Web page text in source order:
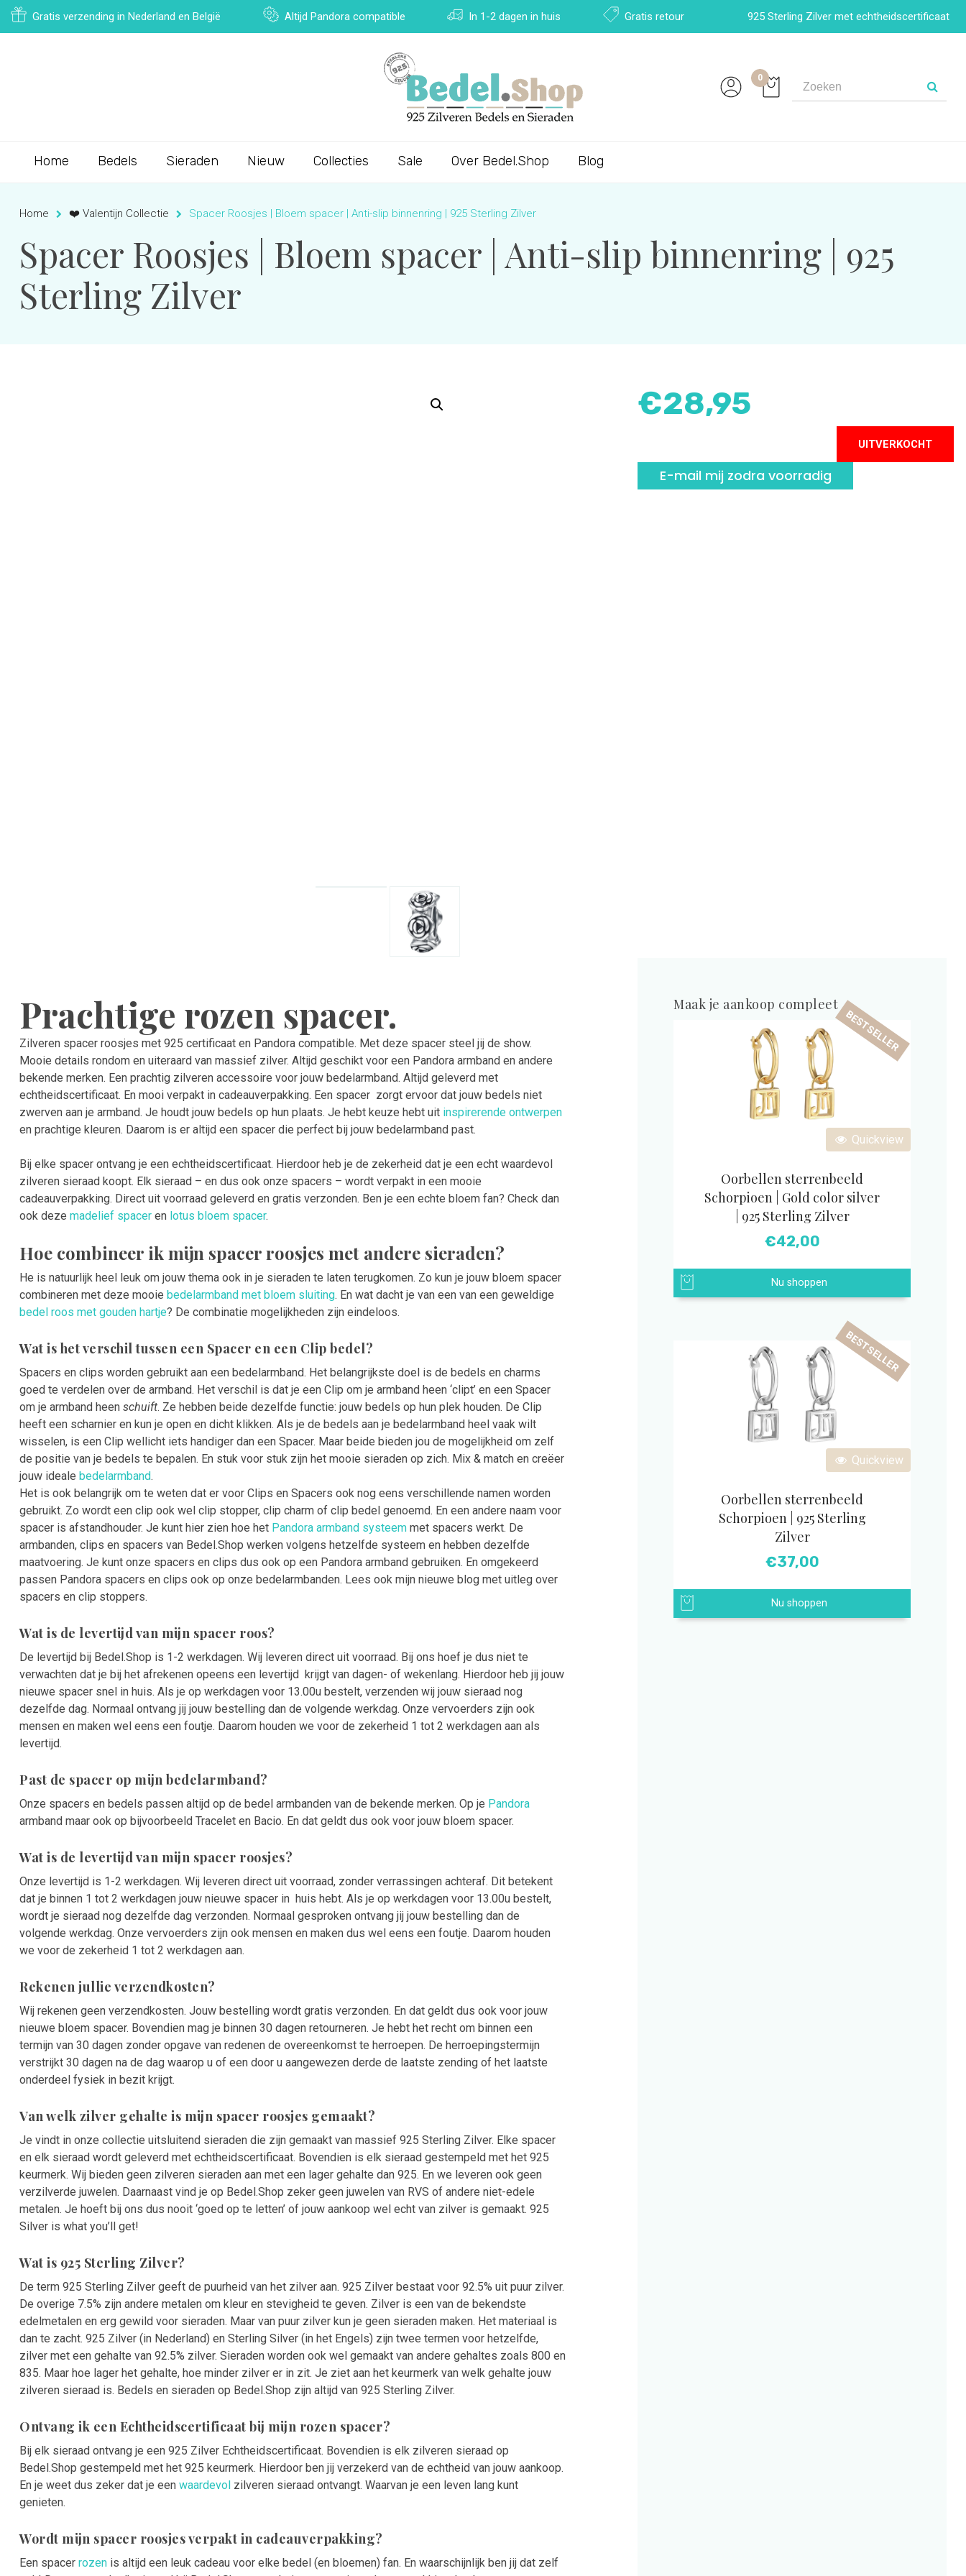
Gratis verzending in Nederland en België Altijd Pandora compatible In 1-2 dagen in huis Gratis retour 925 Sterling Zilver met echtheidscertificaat
0
Home Bedels Sieraden Nieuw Collecties Sale Over Bedel.Shop Blog
Home ❤️ Valentijn Collectie Spacer Roosjes | Bloem spacer | Anti-slip binnenring | 925 Sterling Zilver
Spacer Roosjes | Bloem spacer | Anti-slip binnenring | 925
Sterling Zilver
€28,95
UITVERKOCHT
E-mail mij zodra voorradig
Prachtige rozen spacer.
Zilveren spacer roosjes met 925 certificaat en Pandora compatible. Met deze spacer steel jij de show.
Mooie details rondom en uiteraard van massief zilver. Altijd geschikt voor een Pandora armband en andere
bekende merken. Een prachtig zilveren accessoire voor jouw bedelarmband. Altijd geleverd met
echtheidscertificaat. En mooi verpakt in cadeauverpakking. Een spacer zorgt ervoor dat jouw bedels niet
zwerven aan je armband. Je houdt jouw bedels op hun plaats. Je hebt keuze hebt uit inspirerende ontwerpen
en prachtige kleuren. Daarom is er altijd een spacer die perfect bij jouw bedelarmband past.
Bij elke spacer ontvang je een echtheidscertificaat. Hierdoor heb je de zekerheid dat je een echt waardevol
zilveren sieraad koopt. Elk sieraad – en dus ook onze spacers – wordt verpakt in een mooie
cadeauverpakking. Direct uit voorraad geleverd en gratis verzonden. Ben je een echte bloem fan? Check dan
ook deze madelief spacer en lotus bloem spacer.
Hoe combineer ik mijn spacer roosjes met andere sieraden?
He is natuurlijk heel leuk om jouw thema ook in je sieraden te laten terugkomen. Zo kun je jouw bloem spacer
combineren met deze mooie bedelarmband met bloem sluiting. En wat dacht je van een van een geweldige
bedel roos met gouden hartje? De combinatie mogelijkheden zijn eindeloos.
Wat is het verschil tussen een Spacer en een Clip bedel?
Spacers en clips worden gebruikt aan een bedelarmband. Het belangrijkste doel is de bedels en charms
goed te verdelen over de armband. Het verschil is dat je een Clip om je armband heen ‘clipt’ en een Spacer
om je armband heen schuift. Ze hebben beide dezelfde functie: jouw bedels op hun plek houden. De Clip
heeft een scharnier en kun je open en dicht klikken. Als je de bedels aan je bedelarmband heel vaak wilt
wisselen, is een Clip wellicht iets handiger dan een Spacer. Maar beide bieden jou de mogelijkheid om zelf
de positie van je bedels te bepalen. En stuk voor stuk zijn het mooie sieraden op zich. Mix & match en creëer
jouw ideale bedelarmband.
Het is ook belangrijk om te weten dat er voor Clips en Spacers ook nog eens verschillende namen worden
gebruikt. Zo wordt een clip ook wel clip stopper, clip charm of clip bedel genoemd. En een andere naam voor
spacer is afstandhouder. Je kunt hier zien hoe het Pandora armband systeem met spacers werkt. De
armbanden, clips en spacers van Bedel.Shop werken volgens hetzelfde systeem en hebben dezelfde
maatvoering. Je kunt onze spacers en clips dus ook op een Pandora armband gebruiken. En omgekeerd
passen Pandora spacers en clips ook op onze bedelarmbanden. Lees ook mijn nieuwe blog met uitleg over
spacers en clip stoppers.
Wat is de levertijd van mijn spacer roos?
De levertijd bij Bedel.Shop is 1-2 werkdagen. Wij leveren direct uit voorraad. Bij ons hoef je dus niet te
verwachten dat je bij het afrekenen opeens een levertijd krijgt van dagen- of wekenlang. Hierdoor heb jij jouw
nieuwe spacer snel in huis. Als je op werkdagen voor 13.00u bestelt, verzenden wij jouw sieraad nog
dezelfde dag. Normaal ontvang jij jouw bestelling dan de volgende werkdag. Onze vervoerders zijn ook
mensen en maken wel eens een foutje. Daarom houden we voor de zekerheid 1 tot 2 werkdagen aan als
levertijd.
Past de spacer op mijn bedelarmband?
Onze spacers en bedels passen altijd op de bedel armbanden van de bekende merken. Op je Pandora
armband maar ook op bijvoorbeeld Tracelet en Bacio. En dat geldt dus ook voor jouw bloem spacer.
Wat is de levertijd van mijn spacer roosjes?
Onze levertijd is 1-2 werkdagen. Wij leveren direct uit voorraad, zonder verrassingen achteraf. Dit betekent
dat je binnen 1 tot 2 werkdagen jouw nieuwe spacer in huis hebt. Als je op werkdagen voor 13.00u bestelt,
wordt je sieraad nog dezelfde dag verzonden. Normaal gesproken ontvang jij jouw bestelling dan de
volgende werkdag. Onze vervoerders zijn ook mensen en maken dus wel eens een foutje. Daarom houden
we voor de zekerheid 1 tot 2 werkdagen aan.
Rekenen jullie verzendkosten?
Wij rekenen geen verzendkosten. Jouw bestelling wordt gratis verzonden. En dat geldt dus ook voor jouw
nieuwe bloem spacer. Bovendien mag je binnen 30 dagen retourneren. Je hebt het recht om binnen een
termijn van 30 dagen zonder opgave van redenen de overeenkomst te herroepen. De herroepingstermijn
verstrijkt 30 dagen na de dag waarop u of een door u aangewezen derde de laatste zending of het laatste
onderdeel fysiek in bezit krijgt.
Van welk zilver gehalte is mijn spacer roosjes gemaakt?
Je vindt in onze collectie uitsluitend sieraden die zijn gemaakt van massief 925 Sterling Zilver. Elke spacer
en elk sieraad wordt geleverd met echtheidscertificaat. Bovendien is elk sieraad gestempeld met het 925
keurmerk. Wij bieden geen zilveren sieraden aan met een lager gehalte dan 925. En we leveren ook geen
verzilverde juwelen. Daarnaast vind je op Bedel.Shop zeker geen juwelen van RVS of andere niet-edele
metalen. Je hoeft bij ons dus nooit ‘goed op te letten’ of jouw aankoop wel echt van zilver is gemaakt. 925
Silver is what you’ll get!
Wat is 925 Sterling Zilver?
De term 925 Sterling Zilver geeft de puurheid van het zilver aan. 925 Zilver bestaat voor 92.5% uit puur zilver.
De overige 7.5% zijn andere metalen om kleur en stevigheid te geven. Zilver is een van de bekendste
edelmetalen en erg gewild voor sieraden. Maar van puur zilver kun je geen sieraden maken. Het materiaal is
dan te zacht. 925 Zilver (in Nederland) en Sterling Silver (in het Engels) zijn twee termen voor hetzelfde,
zilver met een gehalte van 92.5% zilver. Sieraden worden ook wel gemaakt van andere gehaltes zoals 800 en
835. Maar hoe lager het gehalte, hoe minder zilver er in zit. Je ziet aan het keurmerk van welk gehalte jouw
zilveren sieraad is. Bedels en sieraden op Bedel.Shop zijn altijd van 925 Sterling Zilver.
Ontvang ik een Echtheidscertificaat bij mijn rozen spacer?
Bij elk sieraad ontvang je een 925 Zilver Echtheidscertificaat. Bovendien is elk zilveren sieraad op
Bedel.Shop gestempeld met het 925 keurmerk. Hierdoor ben jij verzekerd van de echtheid van jouw aankoop.
En je weet dus zeker dat je een waardevol zilveren sieraad ontvangt. Waarvan je een leven lang kunt
genieten.
Wordt mijn spacer roosjes verpakt in cadeauverpakking?
Een spacer rozen is altijd een leuk cadeau voor elke bedel (en bloemen) fan. En waarschijnlijk ben jij dat zelf
Maak je aankoop compleet
Quickview
BESTSELLER
Oorbellen sterrenbeeld
Schorpioen | Gold color silver
| 925 Sterling Zilver
€42,00
Nu shoppen
Quickview
BESTSELLER
Oorbellen sterrenbeeld
Schorpioen | 925 Sterling
Zilver
€37,00
Nu shoppen